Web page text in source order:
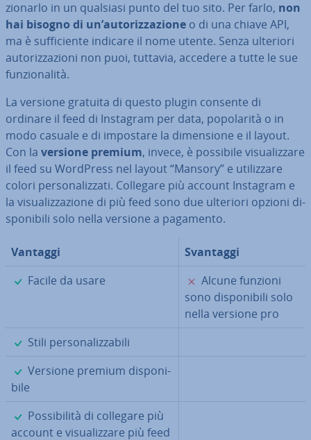
zio­nar­lo in un qualsiasi punto del tuo sito. Per farlo, non
hai bisogno di un’au­to­riz­za­zio­ne o di una chiave API,
ma è suf­fi­cien­te indicare il nome utente. Senza ulteriori
au­to­riz­za­zio­ni non puoi, tuttavia, accedere a tutte le sue
fun­zio­na­li­tà.
La versione gratuita di questo plugin consente di
ordinare il feed di Instagram per data, po­po­la­ri­tà o in
modo casuale e di impostare la di­men­sio­ne e il layout.
Con la versione premium, invece, è possibile vi­sua­liz­za­re
il feed su WordPress nel layout “Mansory” e uti­liz­za­re
colori per­so­na­liz­za­ti. Collegare più account Instagram e
la vi­sua­liz­za­zio­ne di più feed sono due ulteriori opzioni di­
spo­ni­bi­li solo nella versione a pagamento.
Vantaggi
Svantaggi
✓
Facile da usare ✗
Alcune funzioni
sono di­spo­ni­bi­li solo
nella versione pro
✓
Stili per­so­na­liz­za­bi­li
✓
Versione premium di­spo­ni­
bi­le
✓
Pos­si­bi­li­tà di collegare più
account e vi­sua­liz­za­re più feed